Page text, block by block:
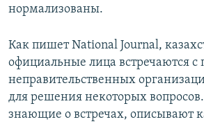
нормализованы.
Как пишет National Journal,
официальные лица встречаются с
неправительственных
для решения некоторых
знающие о встречах, описывают